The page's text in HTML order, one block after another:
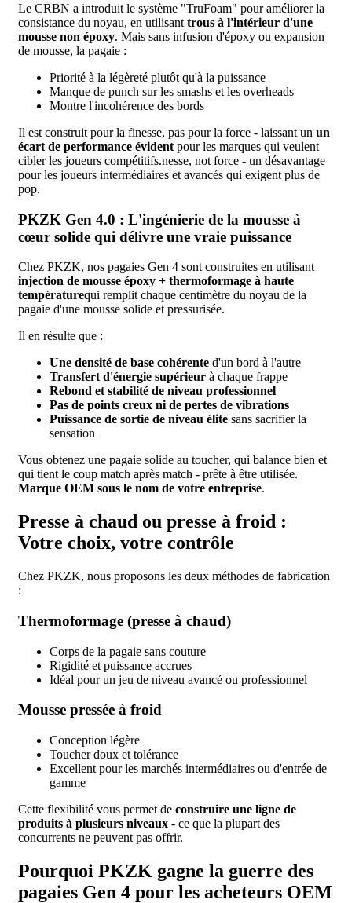
Le CRBN a introduit le système "TruFoam" pour améliorer la
consistance du noyau, en utilisant trous à l'intérieur d'une
mousse non époxy. Mais sans infusion d'époxy ou expansion
de mousse, la pagaie :
Priorité à la légèreté plutôt qu'à la puissance
Manque de punch sur les smashs et les overheads
Montre l'incohérence des bords
Il est construit pour la finesse, pas pour la force - laissant un un
écart de performance évident pour les marques qui veulent
cibler les joueurs compétitifs.nesse, not force - un désavantage
pour les joueurs intermédiaires et avancés qui exigent plus de
pop.
PKZK Gen 4.0 : L'ingénierie de la mousse à
cœur solide qui délivre une vraie puissance
Chez PKZK, nos pagaies Gen 4 sont construites en utilisant
injection de mousse époxy + thermoformage à haute
températurequi remplit chaque centimètre du noyau de la
pagaie d'une mousse solide et pressurisée.
Il en résulte que :
Une densité de base cohérente d'un bord à l'autre
Transfert d'énergie supérieur à chaque frappe
Rebond et stabilité de niveau professionnel
Pas de points creux ni de pertes de vibrations
Puissance de sortie de niveau élite sans sacrifier la
sensation
Vous obtenez une pagaie solide au toucher, qui balance bien et
qui tient le coup match après match - prête à être utilisée.
Marque OEM sous le nom de votre entreprise.
Presse à chaud ou presse à froid :
Votre choix, votre contrôle
Chez PKZK, nous proposons les deux méthodes de fabrication
:
Thermoformage (presse à chaud)
Corps de la pagaie sans couture
Rigidité et puissance accrues
Idéal pour un jeu de niveau avancé ou professionnel
Mousse pressée à froid
Conception légère
Toucher doux et tolérance
Excellent pour les marchés intermédiaires ou d'entrée de
gamme
Cette flexibilité vous permet de construire une ligne de
produits à plusieurs niveaux - ce que la plupart des
concurrents ne peuvent pas offrir.
Pourquoi PKZK gagne la guerre des
pagaies Gen 4 pour les acheteurs OEM